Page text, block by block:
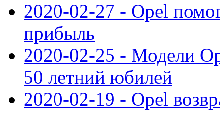
2020-02-27 - Opel
прибыль
2020-02-25 - Модели
50 летний юбилей
2020-02-19 - Opel